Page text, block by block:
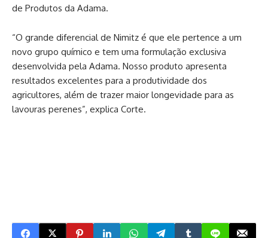
de Produtos da Adama.
“O grande diferencial de Nimitz é que ele pertence a um
novo grupo químico e tem uma formulação exclusiva
desenvolvida pela Adama. Nosso produto apresenta
resultados excelentes para a produtividade dos
agricultores, além de trazer maior longevidade para as
lavouras perenes”, explica Corte.